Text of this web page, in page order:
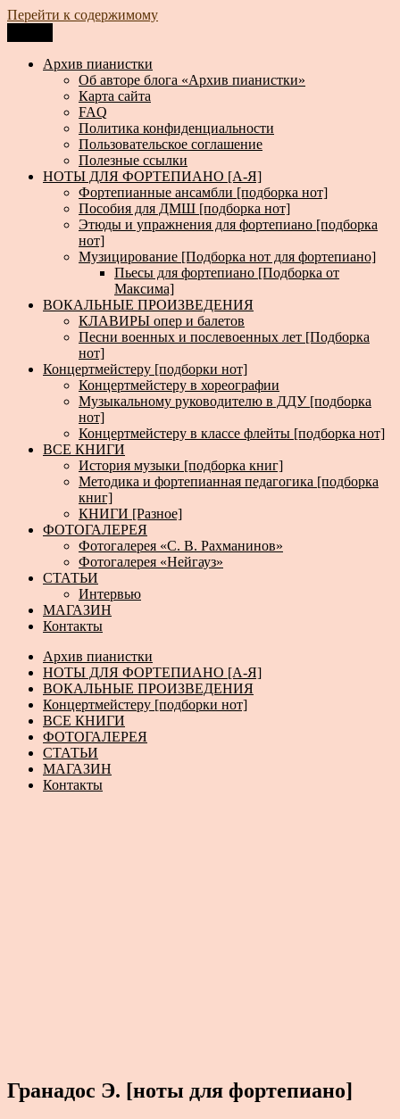
Перейти к содержимому
Архив пианистки
Всё для пианистов: ноты, книги, музыка, статьи…
Архив пианистки
Об авторе блога «Архив пианистки»
Карта сайта
FAQ
Политика конфиденциальности
Пользовательское соглашение
Полезные ссылки
НОТЫ ДЛЯ ФОРТЕПИАНО [А-Я]
Фортепианные ансамбли [подборка нот]
Пособия для ДМШ [подборка нот]
Этюды и упражнения для фортепиано [подборка
нот]
Музицирование [Подборка нот для фортепиано]
Пьесы для фортепиано [Подборка от
Максима]
ВОКАЛЬНЫЕ ПРОИЗВЕДЕНИЯ
КЛАВИРЫ опер и балетов
Песни военных и послевоенных лет [Подборка
нот]
Концертмейстеру [подборки нот]
Концертмейстеру в хореографии
Музыкальному руководителю в ДДУ [подборка
нот]
Концертмейстеру в классе флейты [подборка нот]
ВСЕ КНИГИ
История музыки [подборка книг]
Методика и фортепианная педагогика [подборка
книг]
КНИГИ [Разное]
ФОТОГАЛЕРЕЯ
Фотогалерея «С. В. Рахманинов»
Фотогалерея «Нейгауз»
СТАТЬИ
Интервью
МАГАЗИН
Контакты
Архив пианистки
НОТЫ ДЛЯ ФОРТЕПИАНО [А-Я]
ВОКАЛЬНЫЕ ПРОИЗВЕДЕНИЯ
Концертмейстеру [подборки нот]
ВСЕ КНИГИ
ФОТОГАЛЕРЕЯ
СТАТЬИ
МАГАЗИН
Контакты
Гранадос Э. [ноты для фортепиано]